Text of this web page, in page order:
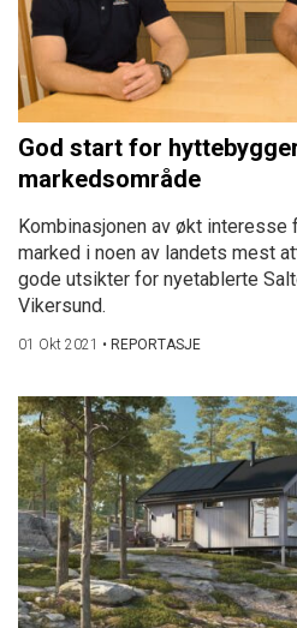
God start for
markedsområde
Kombinasjonen av økt
marked i noen av landets mest
gode utsikter for nyetablerte
Vikersund.
01 Okt 2021 • REPORTASJE